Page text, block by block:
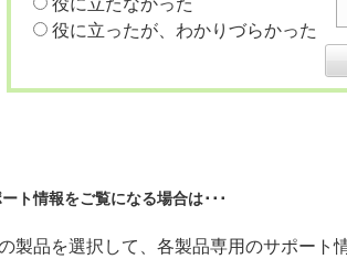
役に立たなかった
役に立ったが、わかりづらかった
ト情報をご覧になる場合は･･･
製品を選択して、各製品専用のサポート